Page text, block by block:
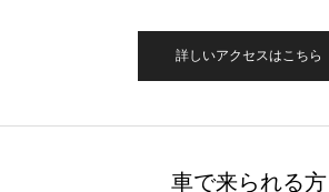
詳しいアクセスはこちら
車で来られる方